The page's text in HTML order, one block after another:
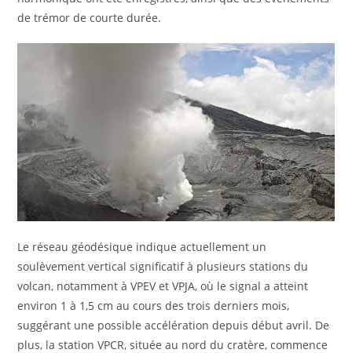
de trémor de courte durée.
Le réseau géodésique indique actuellement un
soulèvement vertical significatif à plusieurs stations du
volcan, notamment à VPEV et VPJA, où le signal a atteint
environ 1 à 1,5 cm au cours des trois derniers mois,
suggérant une possible accélération depuis début avril. De
plus, la station VPCR, située au nord du cratère, commence